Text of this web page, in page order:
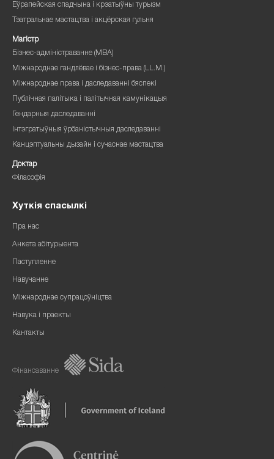
Еўрапейская спадчына і крэатыўны турызм
Тэатральнае мастацтва і акцёрская гульня
Магістр
Бізнес-адміністраванне (MBA)
Міжнароднае гандлёвае і бізнес-права (LL.M.)
Міжнароднае права і даследаванні бяспекі
Публічная палітыка і палітычная камунікацыя
Гендарныя даследаванні
Інтэгратыўныя ўрбаністычныя даследаванні
Канцэптуальны дызайн і сучаснае мастацтва
Доктар
Філасофія
Хуткія спасылкі
Пра нас
Анкета абітурыента
Паступленне
Навучанне
Міжнароднае супрацоўніцтва
Навука і праекты
Кантакты
Фінансаванне